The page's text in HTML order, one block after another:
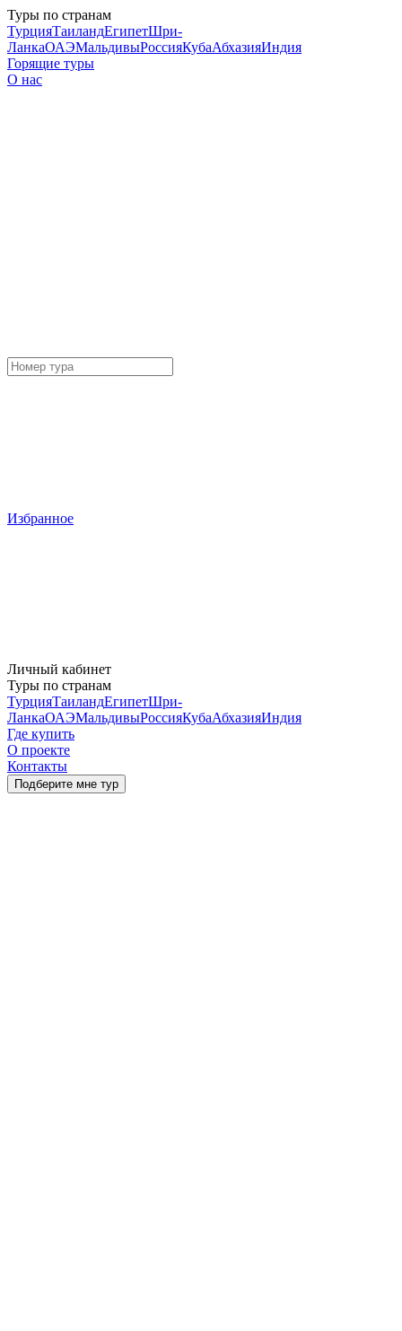
Туры по странам
ТурцияТаиландЕгипетШри-
ЛанкаОАЭМальдивыРоссияКубаАбхазияИндия
Горящие туры
О нас
Избранное
Личный кабинет
Туры по странам
ТурцияТаиландЕгипетШри-
ЛанкаОАЭМальдивыРоссияКубаАбхазияИндия
Где купить
О проекте
Контакты
Подберите мне тур